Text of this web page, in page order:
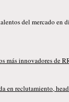
del mercado en
más innovadores de
en reclutamiento,